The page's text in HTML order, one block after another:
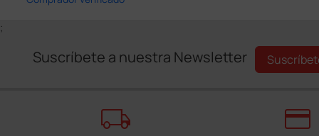
;
Suscríbete a nuestra Newsletter
local_shipping credit_card